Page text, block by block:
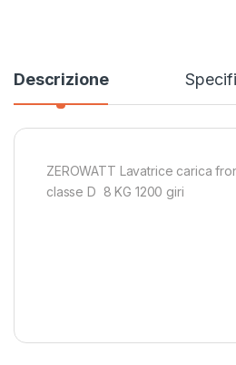
Descrizione
ZEROWATT Lavatrice carica
classe D 8 KG 1200 giri